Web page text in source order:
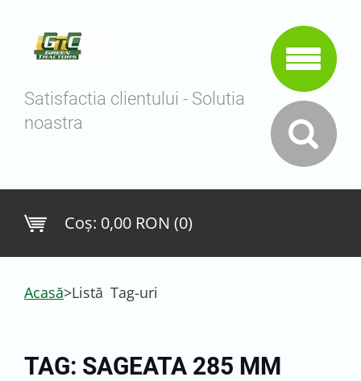
Satisfactia clientului - Solutia
noastra
Coş: 0,00 RON (0)
Acasă>Listă Tag-uri
TAG: SAGEATA 285 MM